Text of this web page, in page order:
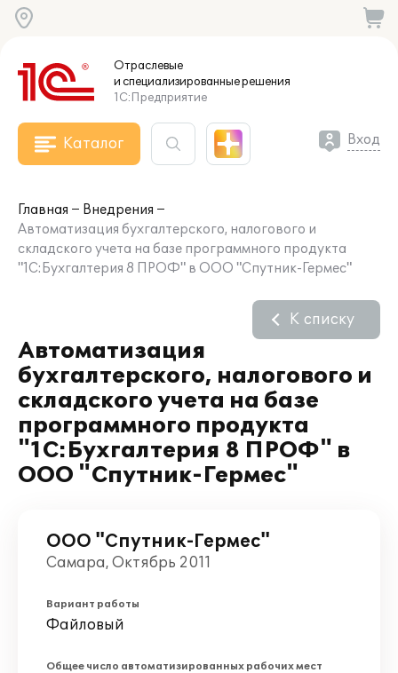
Отраслевые
и специализированныерешения
1С:Предприятие
Каталог Вход
Главная
Внедрения
Автоматизация бухгалтерского, налогового и
складского учета на базе программного продукта
"1С:Бухгалтерия 8 ПРОФ" в ООО "Спутник-Гермес"
Автоматизация
бухгалтерского, налогового и
складского учета на базе
программного продукта
"1С:Бухгалтерия 8 ПРОФ" в
ООО "Спутник-Гермес"
К списку
ООО "Спутник-Гермес"
Самара, Октябрь 2011
Вариант работы
Файловый
Общее число автоматизированных рабочих мест